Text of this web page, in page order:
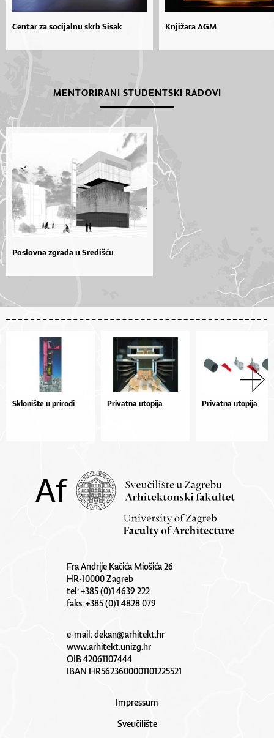
Centar za socijalnu skrb Sisak Knjižara AGM
MENTORIRANI STUDENTSKI RADOVI
Poslovna zgrada u Središću
Sklonište u prirodi Privatna utopija Privatna utopija
Fra Andrije Kačića Miošića 26
HR-10000 Zagreb
tel: +385 (0)1 4639 222
faks: +385 (0)1 4828 079
e-mail:dekan@arhitekt.hr
www.arhitekt.unizg.hr
OIB 42061107444
IBAN HR5623600001101225521
Impressum
Sveučilište